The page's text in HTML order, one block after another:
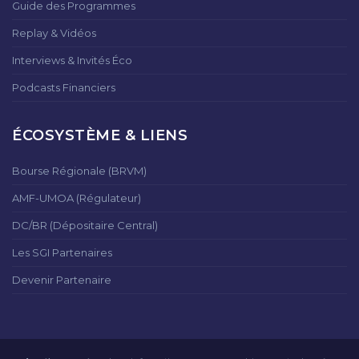
Guide des Programmes
Replay & Vidéos
Interviews & Invités Éco
Podcasts Financiers
ÉCOSYSTÈME & LIENS
Bourse Régionale (BRVM)
AMF-UMOA (Régulateur)
DC/BR (Dépositaire Central)
Les SGI Partenaires
Devenir Partenaire